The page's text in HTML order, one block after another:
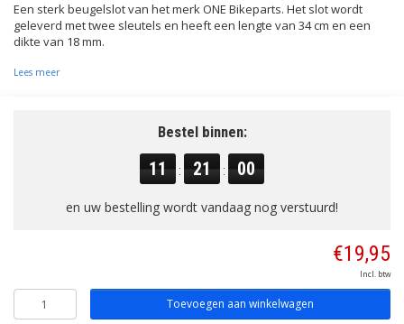
Een sterk beugelslot van het merk ONE Bikeparts. Het slot wordt
geleverd met twee sleutels en heeft een lengte van 34 cm en een
dikte van 18 mm.
Lees meer
Bestel binnen:
11 : 21 : 00
en uw bestelling wordt vandaag nog verstuurd!
€19,95
Incl. btw
Toevoegen aan winkelwagen